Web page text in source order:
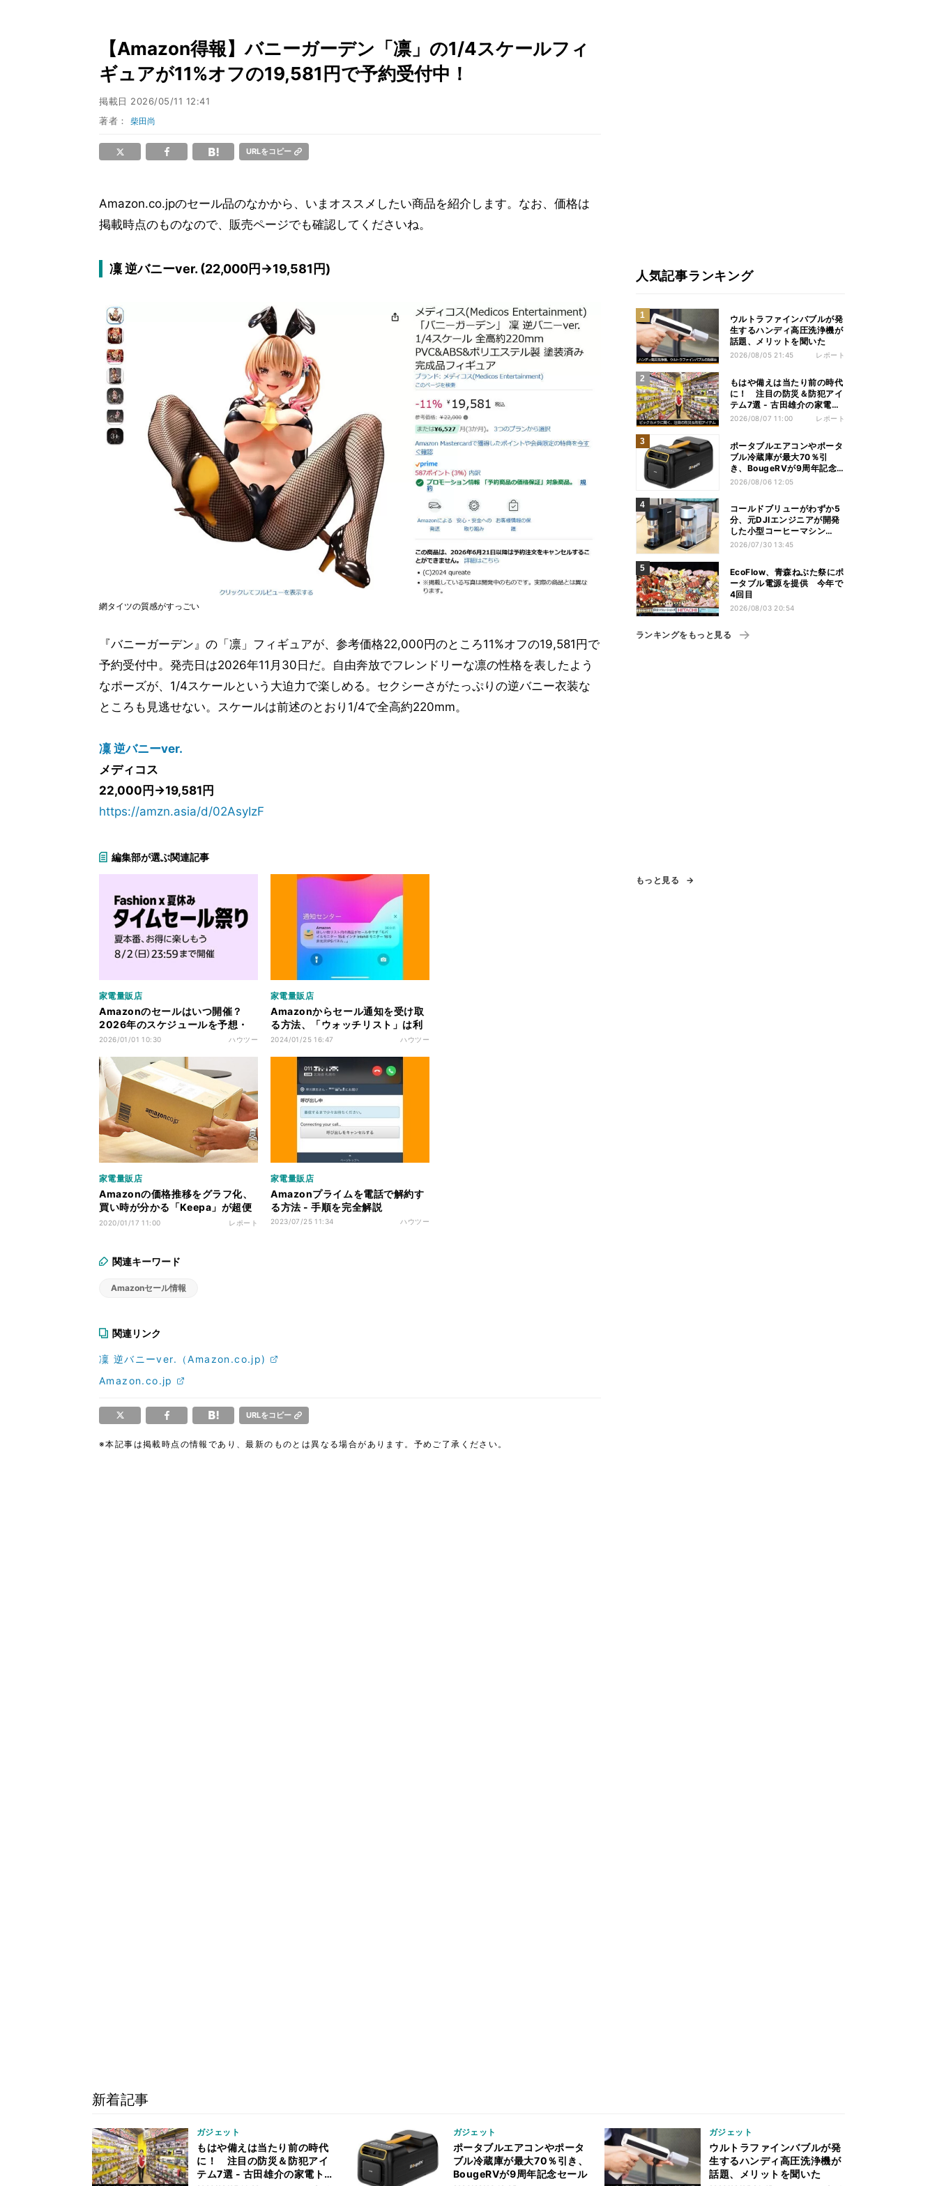
【Amazon得報】バニーガーデン「凛」の1/4スケールフィ
ギュアが11%オフの19,581円で予約受付中！
掲載日 2026/05/11 12:41
著者：柴田尚
URLをコピー
Amazon.co.jpのセール品のなかから、いまオススメしたい商品を紹介します。なお、価格は
掲載時点のものなので、販売ページでも確認してくださいね。
凜 逆バニーver. (22,000円→19,581円)
網タイツの質感がすっごい
『バニーガーデン』の「凛」フィギュアが、参考価格22,000円のところ11%オフの19,581円で
予約受付中。発売日は2026年11月30日だ。自由奔放でフレンドリーな凛の性格を表したよう
なポーズが、1/4スケールという大迫力で楽しめる。セクシーさがたっぷりの逆バニー衣装な
ところも見逃せない。スケールは前述のとおり1/4で全高約220mm。
凜 逆バニーver.
メディコス
22,000円→19,581円
https://amzn.asia/d/02AsyIzF
編集部が選ぶ関連記事
家電量販店
Amazonのセールはいつ開催？
2026年のスケジュールを予想・
速報
2026/01/01 10:30 ハウツー
家電量販店
Amazonからセール通知を受け取
る方法、「ウォッチリスト」は利
用不可に
2024/01/25 16:47 ハウツー
家電量販店
Amazonの価格推移をグラフ化、
買い時が分かる「Keepa」が超便
利！
2020/01/17 11:00 レポート
家電量販店
Amazonプライムを電話で解約す
る方法 - 手順を完全解説
2023/07/25 11:34 ハウツー
関連キーワード
Amazonセール情報
関連リンク
凜 逆バニーver.（Amazon.co.jp)
Amazon.co.jp
URLをコピー
※本記事は掲載時点の情報であり、最新のものとは異なる場合があります。予めご了承ください。
人気記事ランキング
ウルトラファインバブルが発
生するハンディ高圧洗浄機が
話題、メリットを聞いた
2026/08/05 21:45 レポート
もはや備えは当たり前の時代
に！ 注目の防災＆防犯アイ
テム7選 - 古田雄介の家電ト
レンド通信
2026/08/07 11:00 レポート
ポータブルエアコンやポータ
ブル冷蔵庫が最大70％引
き、BougeRVが9周年記念
セール
2026/08/06 12:05
コールドブリューがわずか5
分、元DJIエンジニアが開発
した小型コーヒーマシン
「Brezi」
2026/07/30 13:45
EcoFlow、青森ねぶた祭にポ
ータブル電源を提供 今年で
4回目
2026/08/03 20:54
ランキングをもっと見る
もっと見る
新着記事
ガジェット
もはや備えは当たり前の時代
に！ 注目の防災＆防犯アイ
テム7選 - 古田雄介の家電ト
ガジェット
ポータブルエアコンやポータ
ブル冷蔵庫が最大70％引き、
BougeRVが9周年記念セール
ガジェット
ウルトラファインバブルが発
生するハンディ高圧洗浄機が
話題、メリットを聞いた